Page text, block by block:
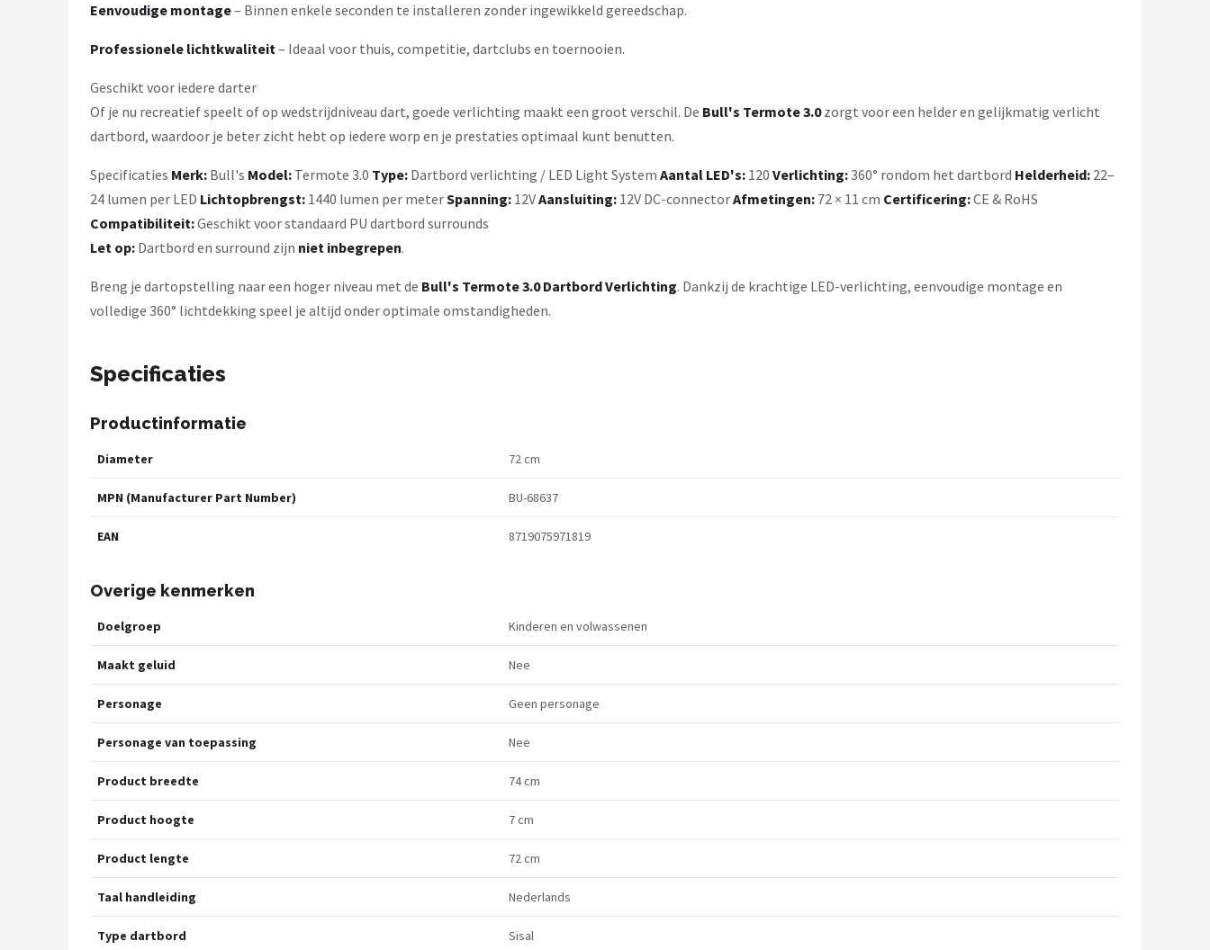
Eenvoudige montage– Binnen enkele seconden te installeren zonder ingewikkeld gereedschap.
Professionele lichtkwaliteit– Ideaal voor thuis, competitie, dartclubs en toernooien.
Geschikt voor iedere darter
Of je nu recreatief speelt of op wedstrijdniveau dart, goede verlichting maakt een groot verschil. De Bull's Termote 3.0zorgt voor een helder en gelijkmatig verlicht
dartbord, waardoor je beter zicht hebt op iedere worp en je prestaties optimaal kunt benutten.
Specificaties Merk: Bull's Model: Termote 3.0 Type: Dartbord verlichting / LED Light System Aantal LED's: 120 Verlichting:360° rondom het dartbord Helderheid: 22–
24 lumen per LED Lichtopbrengst: 1440 lumen per meterSpanning: 12VAansluiting: 12V DC-connectorAfmetingen: 72 × 11 cm Certificering:CE & RoHS
Compatibiliteit:Geschikt voor standaard PU dartbord surrounds
Let op: Dartbord en surround zijn niet inbegrepen.
Breng je dartopstelling naar een hoger niveau met de Bull's Termote 3.0 Dartbord Verlichting. Dankzij de krachtige LED-verlichting, eenvoudige montage en
volledige 360° lichtdekking speel je altijd onder optimale omstandigheden.
Specificaties
Productinformatie
Diameter 72 cm
MPN (Manufacturer Part Number) BU-68637
EAN 8719075971819
Overige kenmerken
Doelgroep Kinderen en volwassenen
Maakt geluid Nee
Personage Geen personage
Personage van toepassing Nee
Product breedte 74 cm
Product hoogte 7 cm
Product lengte 72 cm
Taal handleiding Nederlands
Type dartbord Sisal